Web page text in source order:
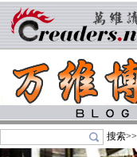
搜索>>